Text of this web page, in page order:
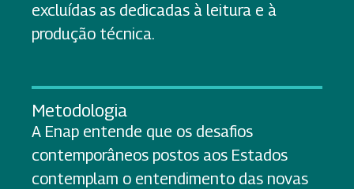
excluídas as dedicadas à leitura e à
produção técnica.
Metodologia
A Enap entende que os desafios
contemporâneos postos aos Estados
contemplam o entendimento das novas